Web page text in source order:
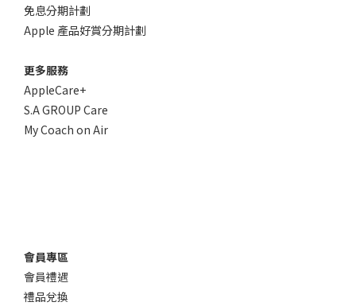
免息分期計劃
Apple 產品好賞分期計劃
更多服務
AppleCare+
S.A GROUP Care
My Coach on Air
會員專區
會員禮遇
禮品兌換